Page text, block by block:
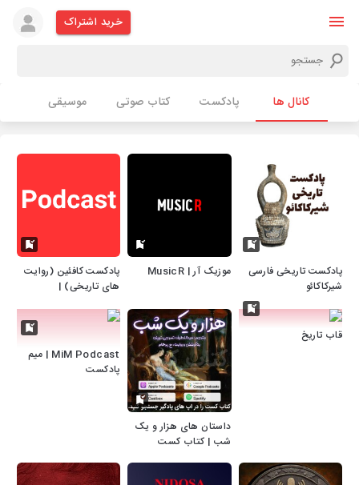
خرید اشتراک
کانال ها پادکست کتاب صوتی موسیقی
پادکست تاریخی فارسی
شیرکاکائو
موزیک آر | MusicR
پادکست کافئین (روایت
های تاریخی) |
قاب تاریخ
داستان های هزار و یک
شب | کتاب کست
MiM Podcast | میم
پادکست